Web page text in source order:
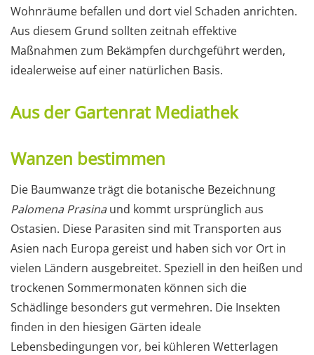
Wohnräume befallen und dort viel Schaden anrichten.
Aus diesem Grund sollten zeitnah effektive
Maßnahmen zum Bekämpfen durchgeführt werden,
idealerweise auf einer natürlichen Basis.
Aus der Gartenrat Mediathek
Wanzen bestimmen
Die Baumwanze trägt die botanische Bezeichnung
Palomena Prasinaund kommt ursprünglich aus
Ostasien. Diese Parasiten sind mit Transporten aus
Asien nach Europa gereist und haben sich vor Ort in
vielen Ländern ausgebreitet. Speziell in den heißen und
trockenen Sommermonaten können sich die
Schädlinge besonders gut vermehren. Die Insekten
finden in den hiesigen Gärten ideale
Lebensbedingungen vor, bei kühleren Wetterlagen